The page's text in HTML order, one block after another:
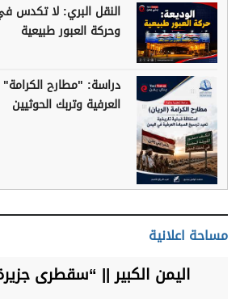
النقل البري: لا تكدس
وحركة العبور طبيعية
دراسة: "مطارح الكرامة"
العرفية وتربك الحوثيين
مساحة اعلانية
اليمن الكبير || “سقطرى